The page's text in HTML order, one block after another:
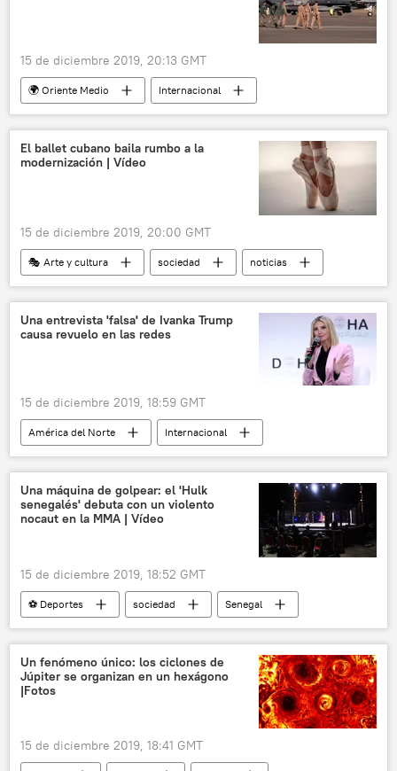
15 de diciembre 2019, 20:13 GMT
🌍 Oriente Medio
Internacional
América del Norte
Incirlik (base aérea)
EEUU
Turquía
sanciones
noticias
El ballet cubano baila rumbo a la
modernización | Vídeo
15 de diciembre 2019, 20:00 GMT
🎭 Arte y cultura sociedad noticias
Una entrevista 'falsa' de Ivanka Trump
causa revuelo en las redes
15 de diciembre 2019, 18:59 GMT
América del Norte
Internacional
Ivanka Trump
Doha
💬 Entrevistas
noticias
Una máquina de golpear: el 'Hulk
senegalés' debuta con un violento
nocaut en la MMA | Vídeo
15 de diciembre 2019, 18:52 GMT
⚽ Deportes sociedad
Senegal
MMA
luchador
pelea
nocaut
noticias
Un fenómeno único: los ciclones de
Júpiter se organizan en un hexágono
|Fotos
15 de diciembre 2019, 18:41 GMT